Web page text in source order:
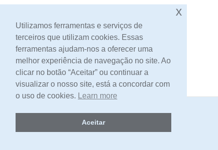
Contacto
2026 -Livraria Egrégora
Utilizamos ferramentas e serviços de
terceiros que utilizam cookies. Essas
ferramentas ajudam-nos a oferecer uma
melhor experiência de navegação no site. Ao
clicar no botão “Aceitar” ou continuar a
visualizar o nosso site, está a concordar com
o uso de cookies. Learn more
Aceitar
x